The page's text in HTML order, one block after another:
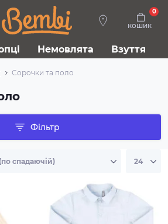
кошик
0
Немовлята Взуття
Сорочки та поло
Фільтр